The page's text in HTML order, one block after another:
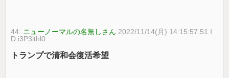
44: ニューノーマルの名無しさん 2022/11/14(月) 14:15:57.51 I
D:i3P3lthl0
トランプで清和会復活希望